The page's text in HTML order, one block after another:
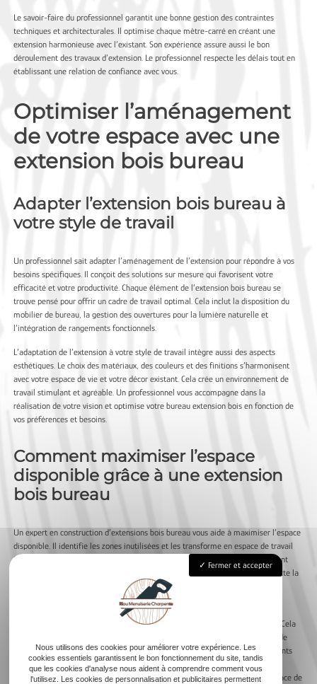
Le savoir-faire du professionnel garantit une bonne gestion des contraintes
techniques et architecturales. Il optimise chaque mètre-carré en créant une
extension harmonieuse avec l’existant. Son expérience assure aussi le bon
déroulement des travaux d’extension. Le professionnel respecte les délais tout en
établissant une relation de confiance avec vous.
Optimiser l’aménagement
de votre espace avec une
extension bois bureau
Adapter l’extension bois bureau à
votre style de travail
Un professionnel sait adapter l’aménagement de l’extension pour répondre à vos
besoins spécifiques. Il conçoit des solutions sur mesure qui favorisent votre
efficacité et votre productivité. Chaque élément de l’extension bois bureau se
trouve pensé pour offrir un cadre de travail optimal. Cela inclut la disposition du
mobilier de bureau, la gestion des ouvertures pour la lumière naturelle et
l’intégration de rangements fonctionnels.
L’adaptation de l’extension à votre style de travail intègre aussi des aspects
esthétiques. Le choix des matériaux, des couleurs et des finitions s’harmonisent
avec votre espace de vie et votre décor existant. Cela crée un environnement de
travail stimulant et agréable. Un professionnel vous accompagne dans la
réalisation de votre vision et optimise votre bureau extension bois en fonction de
vos préférences et besoins.
Comment maximiser l’espace
disponible grâce à une extension
bois bureau
Un expert en construction d’extensions bois bureau vous aide à maximiser l’espace
disponible. Il identifie les zones inutilisées et les transforme en espace de travail
fonctionnel. L’extension s’intègre de manière harmonieuse tout en augmentant
votre surface habitable. Le professionnel s’assure aussi que l’extension respecte la
réglementation thermique pour maximiser les économies d’énergie de votre
L’agencement intelligent de l’espace permet d’exploiter chaque mètre carré. Cela
inclut la mise en place de partitions modulaires, l’incorporation de solutions de
stockage intelligentes et l’adaptation des installations électriques. Ces éléments
vous permettent de personnaliser votre bureau en fonction de vos besoins
changeants. Le professionnel vous guide à chaque étape pour garantir un espace de
Fermer et accepter
Nous utilisons des cookies pour améliorer votre expérience. Les
cookies essentiels garantissent le bon fonctionnement du site, tandis
que les cookies d'analyse nous aident à comprendre comment vous
l'utilisez. Les cookies de personnalisation et publicitaires permettent